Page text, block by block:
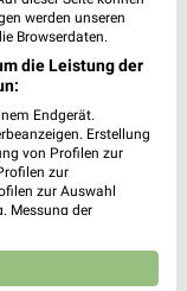
4,7 km
31.08.
werden unseren
Browserdaten.
die Leistung der
Endgerät.
Erstellung
von Profilen zur
zur
zur Auswahl
Messung der
Entwicklung und
Daten zur Auswahl